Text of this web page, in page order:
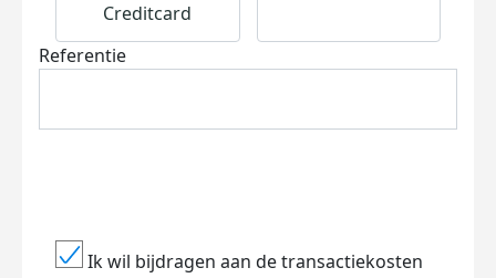
Creditcard
Referentie
Ik wil bijdragen aan de transactiekosten